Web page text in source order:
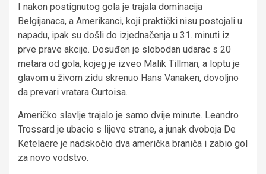
I nakon postignutog gola je trajala dominacija
Belgijanaca, a Amerikanci, koji praktički nisu postojali u
napadu, ipak su došli do izjednačenja u 31. minuti iz
prve prave akcije. Dosuđen je slobodan udarac s 20
metara od gola, kojeg je izveo Malik Tillman, a loptu je
glavom u živom zidu skrenuo Hans Vanaken, dovoljno
da prevari vratara Curtoisa.
Američko slavlje trajalo je samo dvije minute. Leandro
Trossard je ubacio s lijeve strane, a junak dvoboja De
Ketelaere je nadskočio dva američka braniča i zabio gol
za novo vodstvo.